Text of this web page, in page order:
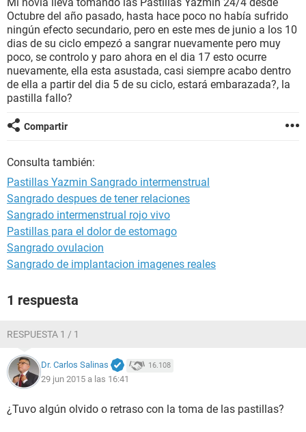
SEXUALIDAD
GLOSARIO
Octubre del año pasado, hasta hace poco no había sufrido
ningún efecto secundario, pero en este mes de junio a los 10
dias de su ciclo empezó a sangrar nuevamente pero muy
poco, se controlo y paro ahora en el dia 17 esto ocurre
nuevamente, ella esta asustada, casi siempre acabo dentro
de ella a partir del dia 5 de su ciclo, estará embarazada?, la
pastilla fallo?
Compartir
Consulta también:
Pastillas Yazmin Sangrado intermenstrual
Sangrado despues de tener relaciones
Sangrado intermenstrual rojo vivo
Pastillas para el dolor de estomago
Sangrado ovulacion
Sangrado de implantacion imagenes reales
1 respuesta
RESPUESTA 1 / 1
Dr. Carlos Salinas 16.108
29 jun 2015 a las 16:41
¿Tuvo algún olvido o retraso con la toma de las pastillas?